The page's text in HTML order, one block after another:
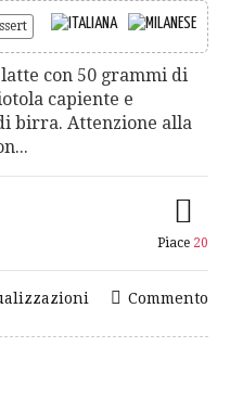
con 50 grammi di
capiente e
birra. Attenzione alla
Piace 20
Commento